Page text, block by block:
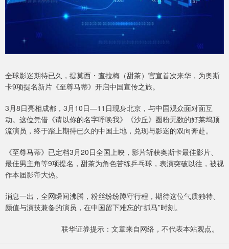
全球影迷期待已久，提莫西・查拉梅（甜茶）官宣首次来华，为奥斯
卡9项提名新片《至尊马蒂》开启中国宣传之旅。
3月8日亮相成都，3月10日—11日现身北京，与中国观众面对面互
动。这位凭借《请以你的名字呼唤我》《沙丘》圈粉无数的好莱坞顶
流演员，终于踏上期待已久的中国土地，兑现与影迷的双向奔赴。
《至尊马蒂》已定档3月20日全国上映，影片斩获奥斯卡最佳影片、
最佳男主角等9项提名，甜茶为角色苦练乒乓球，表演突破以往，被视
作本届影帝大热。
消息一出，全网瞬间沸腾，粉丝纷纷蹲守行程，期待这位气质独特、
颜值与演技兼备的演员，在中国留下难忘的“抓马”时刻。
联华证券提示：文章来自网络，不代表本站观点。